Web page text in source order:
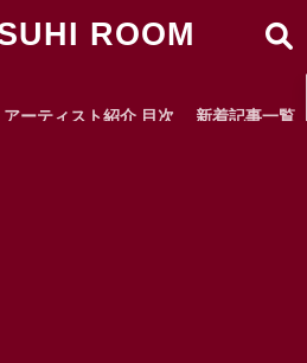
ROOM
ーティスト紹介 目次 新着記事一覧